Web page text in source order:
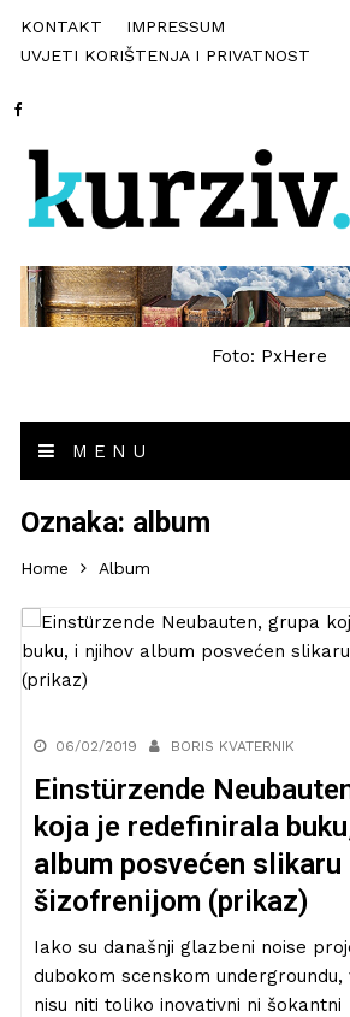
KONTAKT
IMPRESSUM
UVJETI KORIŠTENJA I PRIVATNOST
Foto: PxHere
MENU
Oznaka: album
Home Album
06/02/2019 BORIS KVATERNIK
Einstürzende
koja je redefinirala
album posvećen slikaru
šizofrenijom (prikaz)
Iako su današnji glazbeni noise
dubokom scenskom undergroundu,
nisu niti toliko inovativni ni šokantni